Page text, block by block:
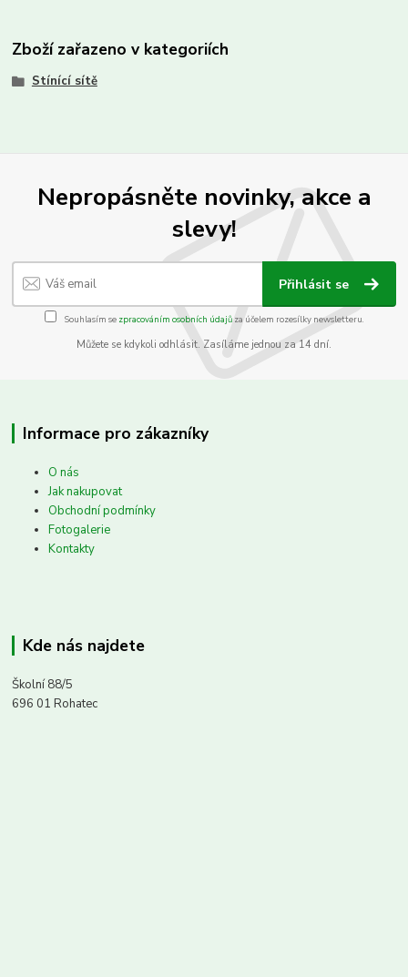
Zboží zařazeno v kategoriích
Stínící sítě
Nepropásněte novinky, akce a
slevy!
Přihlásit se
Souhlasím se zpracováním osobních údajůza účelem rozesílky newsletteru.
Můžete se kdykoli odhlásit. Zasíláme jednou za 14 dní.
Informace pro zákazníky
O nás
Jak nakupovat
Obchodní podmínky
Fotogalerie
Kontakty
Kde nás najdete
Školní 88/5
696 01 Rohatec